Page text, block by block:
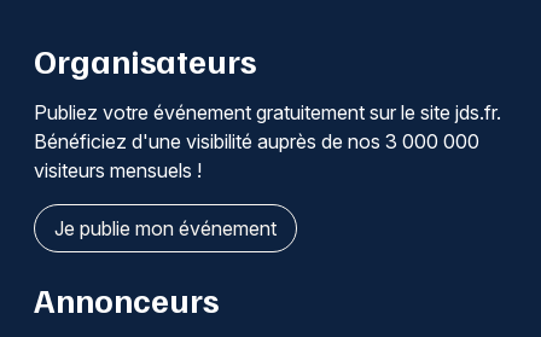
Organisateurs
Publiez votre événement gratuitement sur le site jds.fr.
Bénéficiez d'une visibilité auprès de nos 3 000 000
visiteurs mensuels !
Je publie mon événement
Annonceurs